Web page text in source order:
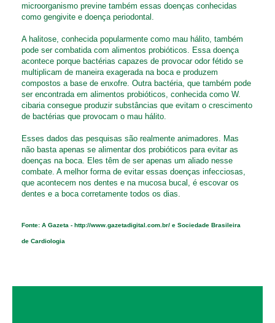
microorganismo previne também essas doenças conhecidas
como gengivite e doença periodontal.
A halitose, conhecida popularmente como mau hálito, também
pode ser combatida com alimentos probióticos. Essa doença
acontece porque bactérias capazes de provocar odor fétido se
multiplicam de maneira exagerada na boca e produzem
compostos a base de enxofre. Outra bactéria, que também pode
ser encontrada em alimentos probióticos, conhecida como W.
cibaria consegue produzir substâncias que evitam o crescimento
de bactérias que provocam o mau hálito.
Esses dados das pesquisas são realmente animadores. Mas
não basta apenas se alimentar dos probióticos para evitar as
doenças na boca. Eles têm de ser apenas um aliado nesse
combate. A melhor forma de evitar essas doenças infecciosas,
que acontecem nos dentes e na mucosa bucal, é escovar os
dentes e a boca corretamente todos os dias.
Fonte: A Gazeta - http://www.gazetadigital.com.br/ e Sociedade Brasileira
de Cardiologia